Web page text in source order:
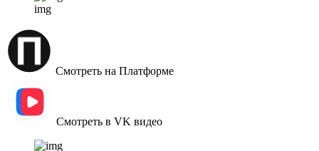
img
Смотреть на Платформе
Смотреть в VK видео